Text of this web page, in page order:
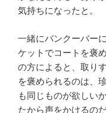
気持ちになったと。
一緒にバンクーバー
ケットでコートを褒
の方によると、取り
を褒められるのは、
も同じものが欲しい
たから声をかけるのだ